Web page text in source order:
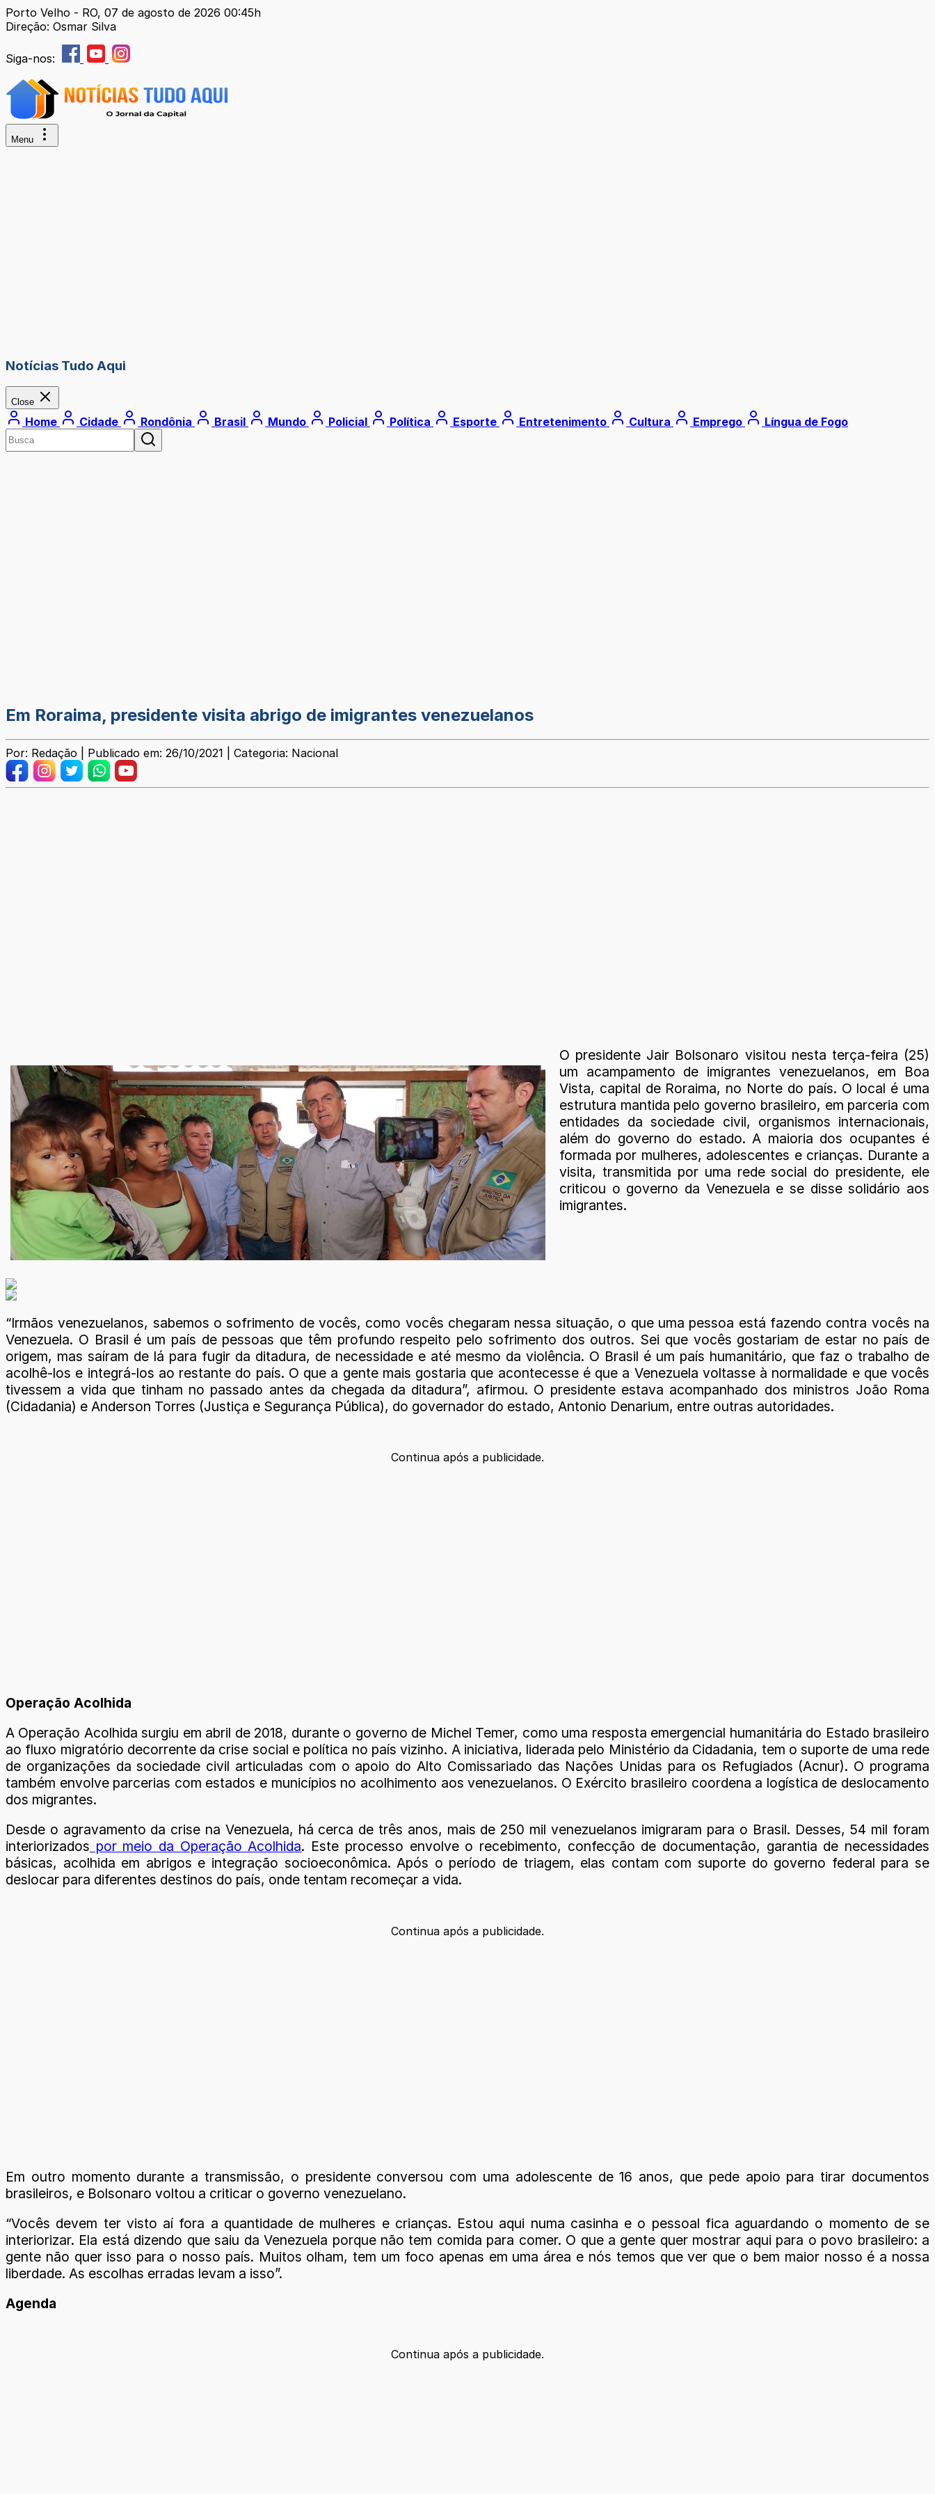
Porto Velho - RO, 07 de agosto de 2026 00:45h
Direção: Osmar Silva
Siga-nos:
Menu
Notícias Tudo Aqui
Close
Home Cidade Rondônia Brasil Mundo Policial Política Esporte Entretenimento Cultura Emprego Língua de Fogo
Em Roraima, presidente visita abrigo de imigrantes venezuelanos
Por: Redação | Publicado em: 26/10/2021 | Categoria: Nacional
O presidente Jair Bolsonaro visitou nesta terça-feira (25)
um acampamento de imigrantes venezuelanos, em Boa
Vista, capital de Roraima, no Norte do país. O local é uma
estrutura mantida pelo governo brasileiro, em parceria com
entidades da sociedade civil, organismos internacionais,
além do governo do estado. A maioria dos ocupantes é
formada por mulheres, adolescentes e crianças. Durante a
visita, transmitida por uma rede social do presidente, ele
criticou o governo da Venezuela e se disse solidário aos
imigrantes.
“Irmãos venezuelanos, sabemos o sofrimento de vocês, como vocês chegaram nessa situação, o que uma pessoa está fazendo contra vocês na
Venezuela. O Brasil é um país de pessoas que têm profundo respeito pelo sofrimento dos outros. Sei que vocês gostariam de estar no país de
origem, mas saíram de lá para fugir da ditadura, de necessidade e até mesmo da violência. O Brasil é um país humanitário, que faz o trabalho de
acolhê-los e integrá-los ao restante do país. O que a gente mais gostaria que acontecesse é que a Venezuela voltasse à normalidade e que vocês
tivessem a vida que tinham no passado antes da chegada da ditadura”, afirmou. O presidente estava acompanhado dos ministros João Roma
(Cidadania) e Anderson Torres (Justiça e Segurança Pública), do governador do estado, Antonio Denarium, entre outras autoridades.
Continua após a publicidade.
Operação Acolhida
A Operação Acolhida surgiu em abril de 2018, durante o governo de Michel Temer, como uma resposta emergencial humanitária do Estado brasileiro
ao fluxo migratório decorrente da crise social e política no país vizinho. A iniciativa, liderada pelo Ministério da Cidadania, tem o suporte de uma rede
de organizações da sociedade civil articuladas com o apoio do Alto Comissariado das Nações Unidas para os Refugiados (Acnur). O programa
também envolve parcerias com estados e municípios no acolhimento aos venezuelanos. O Exército brasileiro coordena a logística de deslocamento
dos migrantes.
Desde o agravamento da crise na Venezuela, há cerca de três anos, mais de 250 mil venezuelanos imigraram para o Brasil. Desses, 54 mil foram
interiorizados por meio da Operação Acolhida. Este processo envolve o recebimento, confecção de documentação, garantia de necessidades
básicas, acolhida em abrigos e integração socioeconômica. Após o período de triagem, elas contam com suporte do governo federal para se
deslocar para diferentes destinos do país, onde tentam recomeçar a vida.
Continua após a publicidade.
Em outro momento durante a transmissão, o presidente conversou com uma adolescente de 16 anos, que pede apoio para tirar documentos
brasileiros, e Bolsonaro voltou a criticar o governo venezuelano.
“Vocês devem ter visto aí fora a quantidade de mulheres e crianças. Estou aqui numa casinha e o pessoal fica aguardando o momento de se
interiorizar. Ela está dizendo que saiu da Venezuela porque não tem comida para comer. O que a gente quer mostrar aqui para o povo brasileiro: a
gente não quer isso para o nosso país. Muitos olham, tem um foco apenas em uma área e nós temos que ver que o bem maior nosso é a nossa
liberdade. As escolhas erradas levam a isso”.
Agenda
Continua após a publicidade.